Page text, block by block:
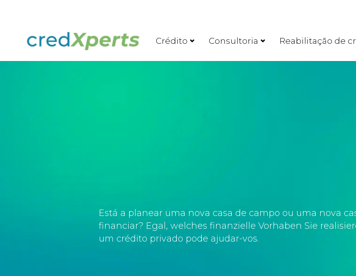
Crédito Consultoria Reabilitação de
Está a planear uma nova casa de campo ou uma nova
financiar? Egal, welches finanzielle Vorhaben Sie
um crédito privado pode ajudar-vos.